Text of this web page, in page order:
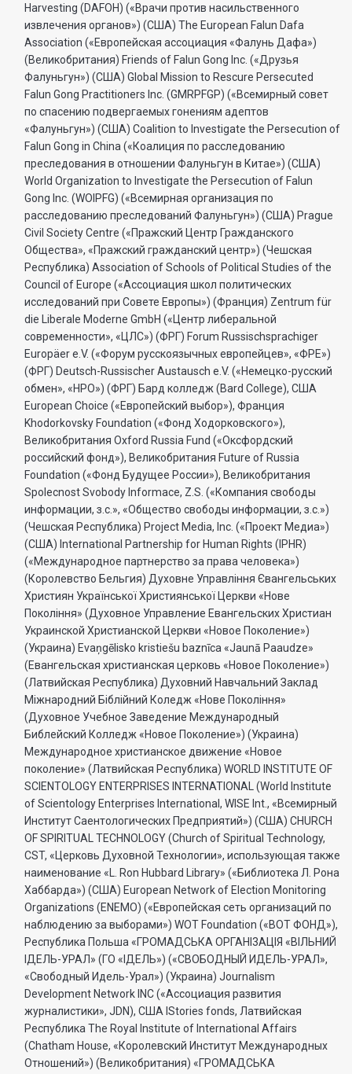
Harvesting (DAFOH) («Врачи против насильственного
извлечения органов») (США) The European Falun Dafa
Association («Европейская ассоциация «Фалунь Дафа»)
(Великобритания) Friends of Falun Gong Inc. («Друзья
Фалуньгун») (США) Global Mission to Rescure Persecuted
Falun Gong Practitioners Inc. (GMRPFGP) («Всемирный совет
по спасению подвергаемых гонениям адептов
«Фалуньгун») (США) Coalition to Investigate the Persecution of
Falun Gong in China («Коалиция по расследованию
преследования в отношении Фалуньгун в Китае») (США)
World Organization to Investigate the Persecution of Falun
Gong Inc. (WOIPFG) («Всемирная организация по
расследованию преследований Фалуньгун») (США) Prague
Civil Society Centre («Пражский Центр Гражданского
Общества», «Пражский гражданский центр») (Чешская
Республика) Association of Schools of Political Studies of the
Council of Europe («Ассоциация школ политических
исследований при Совете Европы») (Франция) Zentrum für
die Liberale Moderne GmbH («Центр либеральной
современности», «ЦЛС») (ФРГ) Forum Russischsprachiger
Europäer e.V. («Форум русскоязычных европейцев», «ФРЕ»)
(ФРГ) Deutsch-Russischer Austausch e.V. («Немецко-русский
обмен», «НРО») (ФРГ) Бард колледж (Bard College), США
European Choice («Европейский выбор»), Франция
Khodorkovsky Foundation («Фонд Ходорковского»),
Великобритания Oxford Russia Fund («Оксфордский
российский фонд»), Великобритания Future of Russia
Foundation («Фонд Будущее России»), Великобритания
Spolecnost Svobody Informace, Z.S. («Компания свободы
информации, з.с.», «Общество свободы информации, з.с.»)
(Чешская Республика) Project Media, Inc. («Проект Медиа»)
(США) International Partnership for Human Rights (IPHR)
(«Международное партнерство за права человека»)
(Королевство Бельгия) Духовне Управлiння Євангельських
Християн Української Християнської Церкви «Нове
Поколiння» (Духовное Управление Евангельских Христиан
Украинской Христианской Церкви «Новое Поколение»)
(Украина) Evaņgēlisko kristiešu baznīca «Jaunā Paaudze»
(Евангельская христианская церковь «Новое Поколение»)
(Латвийская Республика) Духовний Навчальний Заклад
Міжнародний Біблійний Коледж «Нове Покоління»
(Духовное Учебное Заведение Международный
Библейский Колледж «Новое Поколение») (Украина)
Международное христианское движение «Новое
поколение» (Латвийская Республика) WORLD INSTITUTE OF
SCIENTOLOGY ENTERPRISES INTERNATIONAL (World Institute
of Scientology Enterprises International, WISE Int., «Всемирный
Институт Саентологических Предприятий») (США) CHURCH
OF SPIRITUAL TECHNOLOGY (Church of Spiritual Technology,
CST, «Церковь Духовной Технологии», использующая также
наименование «L. Ron Hubbard Library» («Библиотека Л. Рона
Хаббарда») (США) European Network of Election Monitoring
Organizations (ENEMO) («Европейская сеть организаций по
наблюдению за выборами») WOT Foundation («ВОТ ФОНД»),
Республика Польша «ГРОМАДСЬКА ОРГАНI3АЦIЯ «ВIЛЬНИЙ
IДЕЛЬ-УРАЛ» (ГО «IДЕЛЬ») («СВОБОДНЫЙ ИДЕЛЬ-УРАЛ»,
«Свободный Идель-Урал») (Украина) Journalism
Development Network INC («Ассоциация развития
журналистики», JDN), США IStories fonds, Латвийская
Республика The Royal Institute of International Affairs
(Chatham House, «Королевский Институт Международных
Отношений») (Великобритания) «ГРОМАДСЬКА